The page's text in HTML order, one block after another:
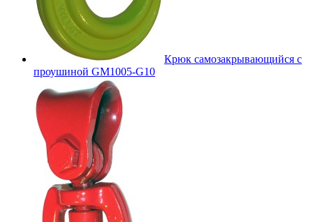
Крюк самозакрывающийся с
проушиной GM1005-G10